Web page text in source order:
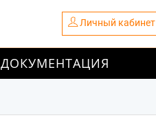
Личный кабинет
ДОКУМЕНТАЦИЯ